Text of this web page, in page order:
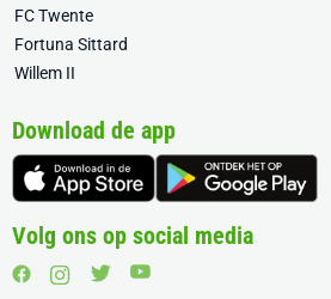
FC Twente
Fortuna Sittard
Willem II
Download de app
Volg ons op social media